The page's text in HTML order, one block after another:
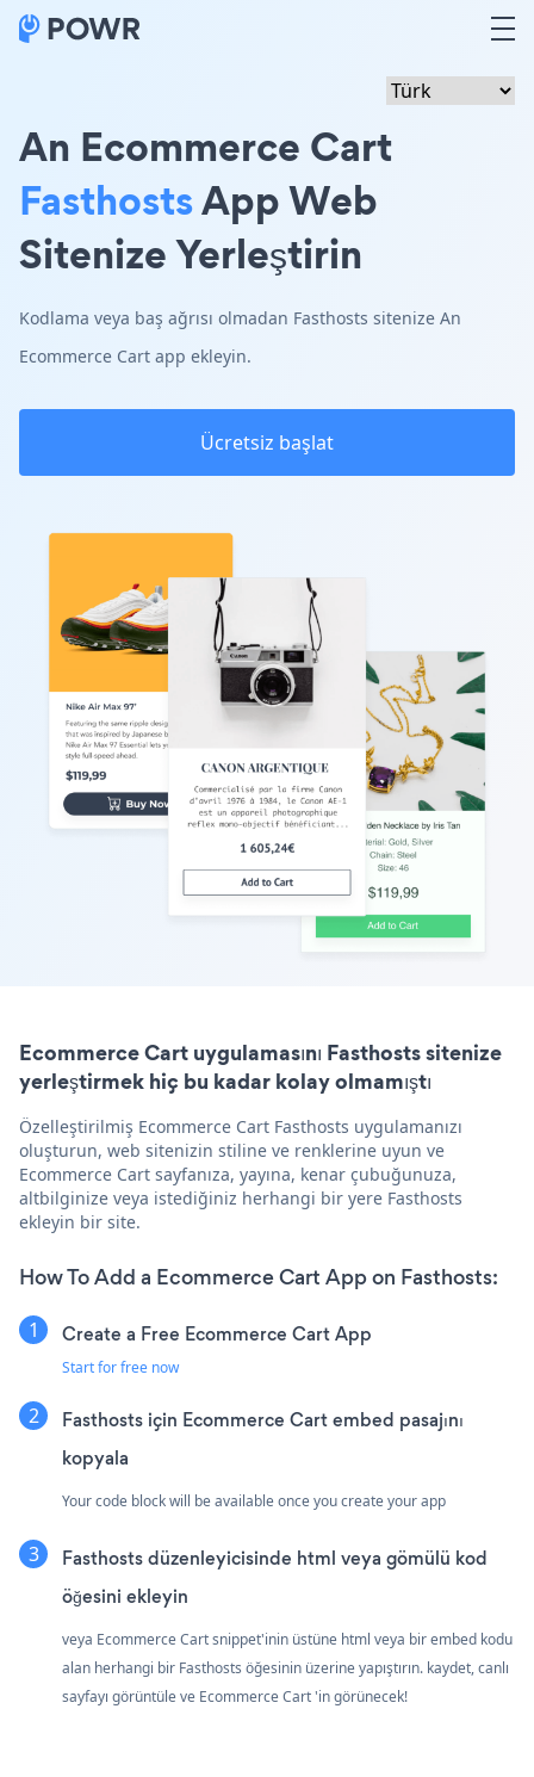
An Ecommerce Cart
FasthostsApp Web
Sitenize Yerleştirin
Kodlama veya baş ağrısı olmadan Fasthosts sitenize An
Ecommerce Cart app ekleyin.
Ücretsiz başlat
Ecommerce Cart uygulamasını Fasthosts sitenize
yerleştirmek hiç bu kadar kolay olmamıştı
Özelleştirilmiş Ecommerce Cart Fasthosts uygulamanızı
oluşturun, web sitenizin stiline ve renklerine uyun ve
Ecommerce Cart sayfanıza, yayına, kenar çubuğunuza,
altbilginize veya istediğiniz herhangi bir yere Fasthosts
ekleyin bir site.
How To Add a Ecommerce Cart App on Fasthosts:
Create a Free Ecommerce Cart App
Start for free now
Fasthosts için Ecommerce Cart embed pasajını
kopyala
Your code block will be available once you create your app
Fasthosts düzenleyicisinde html veya gömülü kod
öğesini ekleyin
veya Ecommerce Cart snippet'inin üstüne html veya bir embed kodu
alan herhangi bir Fasthosts öğesinin üzerine yapıştırın. kaydet, canlı
sayfayı görüntüle ve Ecommerce Cart 'in görünecek!